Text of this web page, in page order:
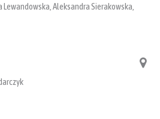
Aleksandra Sierakowska,